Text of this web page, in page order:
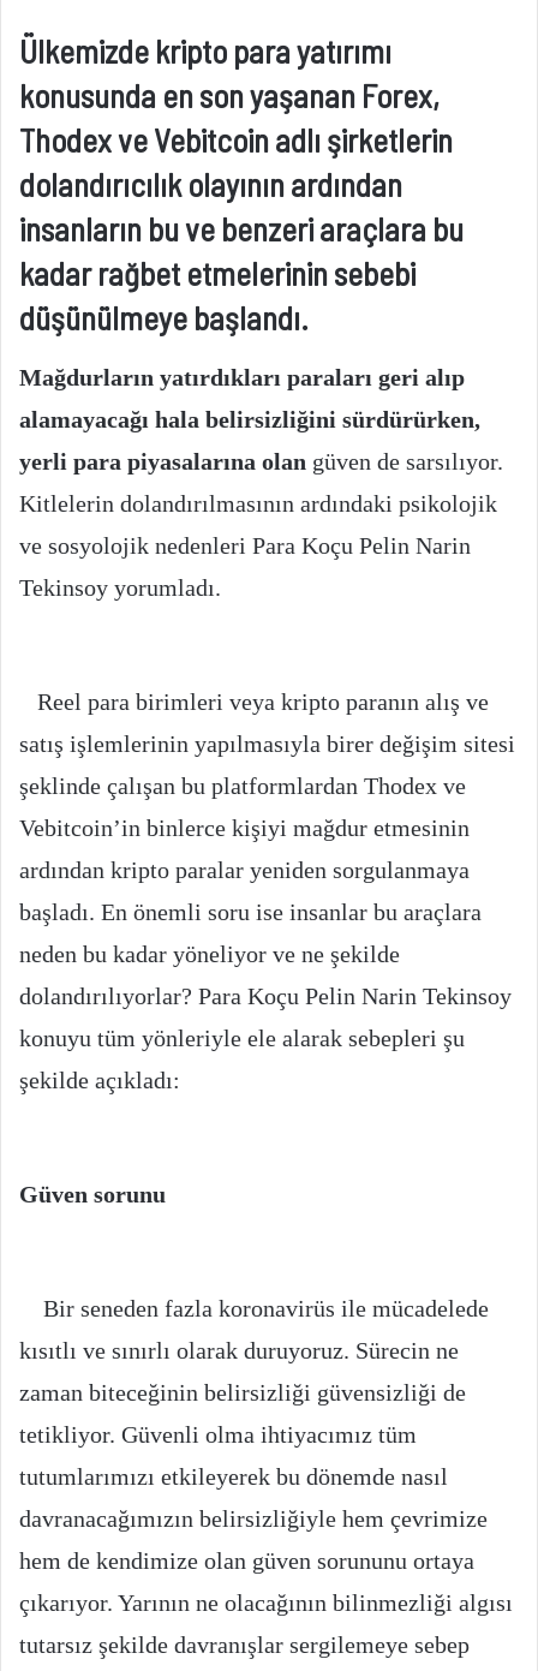
Ülkemizde kripto para yatırımı
konusunda en son yaşanan Forex,
Thodex ve Vebitcoin adlı şirketlerin
dolandırıcılık olayının ardından
insanların bu ve benzeri araçlara bu
kadar rağbet etmelerinin sebebi
düşünülmeye başlandı.
Mağdurların yatırdıkları paraları geri alıp
alamayacağı hala belirsizliğini sürdürürken,
yerli para piyasalarına olan güven de sarsılıyor.
Kitlelerin dolandırılmasının ardındaki psikolojik
ve sosyolojik nedenleri Para Koçu Pelin Narin
Tekinsoy yorumladı.
Reel para birimleri veya kripto paranın alış ve
satış işlemlerinin yapılmasıyla birer değişim sitesi
şeklinde çalışan bu platformlardan Thodex ve
Vebitcoin’in binlerce kişiyi mağdur etmesinin
ardından kripto paralar yeniden sorgulanmaya
başladı. En önemli soru ise insanlar bu araçlara
neden bu kadar yöneliyor ve ne şekilde
dolandırılıyorlar? Para Koçu Pelin Narin Tekinsoy
konuyu tüm yönleriyle ele alarak sebepleri şu
şekilde açıkladı:
Güven sorunu
Bir seneden fazla koronavirüs ile mücadelede
kısıtlı ve sınırlı olarak duruyoruz. Sürecin ne
zaman biteceğinin belirsizliği güvensizliği de
tetikliyor. Güvenli olma ihtiyacımız tüm
tutumlarımızı etkileyerek bu dönemde nasıl
davranacağımızın belirsizliğiyle hem çevrimize
hem de kendimize olan güven sorununu ortaya
çıkarıyor. Yarının ne olacağının bilinmezliği algısı
tutarsız şekilde davranışlar sergilemeye sebep